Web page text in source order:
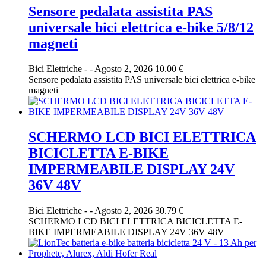
Sensore pedalata assistita PAS
universale bici elettrica e-bike 5/8/12
magneti
Bici Elettriche - - Agosto 2, 2026 10.00 €
Sensore pedalata assistita PAS universale bici elettrica e-bike
magneti
SCHERMO LCD BICI ELETTRICA
BICICLETTA E-BIKE
IMPERMEABILE DISPLAY 24V
36V 48V
Bici Elettriche - - Agosto 2, 2026 30.79 €
SCHERMO LCD BICI ELETTRICA BICICLETTA E-
BIKE IMPERMEABILE DISPLAY 24V 36V 48V